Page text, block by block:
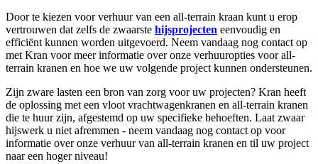
Door te kiezen voor verhuur van een all-terrain kraan kunt u erop
vertrouwen dat zelfs de zwaarste hijsprojecten eenvoudig en
efficiënt kunnen worden uitgevoerd. Neem vandaag nog contact op
met Kran voor meer informatie over onze verhuuropties voor all-
terrain kranen en hoe we uw volgende project kunnen ondersteunen.
Zijn zware lasten een bron van zorg voor uw projecten? Kran heeft
de oplossing met een vloot vrachtwagenkranen en all-terrain kranen
die te huur zijn, afgestemd op uw specifieke behoeften. Laat zwaar
hijswerk u niet afremmen - neem vandaag nog contact op voor
informatie over onze verhuur van all-terrain kranen en til uw project
naar een hoger niveau!